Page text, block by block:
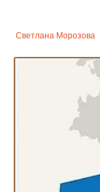
Светлана Морозова